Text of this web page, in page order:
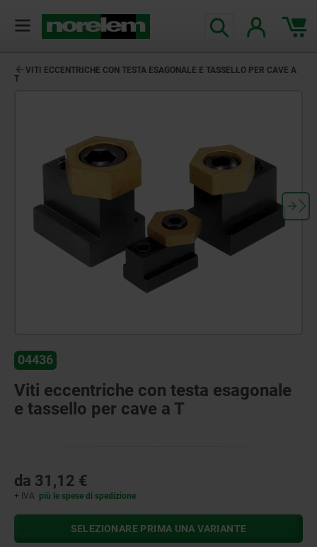
VITI ECCENTRICHE CON TESTA ESAGONALE E TASSELLO PER CAVE A
T
04436
Viti eccentriche con testa esagonale
e tassello per cave a T
da 31,12 €
+ IVA più le spese di spedizione
SELEZIONARE PRIMA UNA VARIANTE